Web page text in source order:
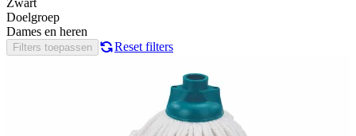
Zwart
Doelgroep
Dames en heren
Filters toepassen Reset filters